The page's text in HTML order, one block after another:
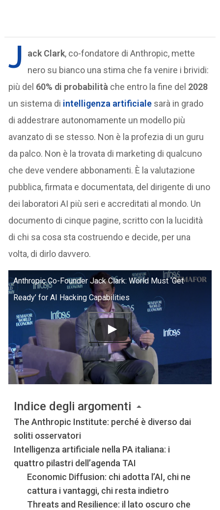
J ack Clark, co-fondatore di Anthropic, mette
nero su bianco una stima che fa venire i brividi:
più del 60% di probabilità che entro la fine del 2028
un sistema di intelligenza artificiale sarà in grado
di addestrare autonomamente un modello più
avanzato di se stesso. Non è la profezia di un guru
da palco. Non è la trovata di marketing di qualcuno
che deve vendere abbonamenti. È la valutazione
pubblica, firmata e documentata, del dirigente di uno
dei laboratori AI più seri e accreditati al mondo. Un
documento di cinque pagine, scritto con la lucidità
di chi sa cosa sta costruendo e decide, per una
volta, di dirlo davvero.
Anthropic Co-Founder Jack Clark: World Must ‘Get
Ready’ for AI Hacking Capabilities
Indice degli argomenti
The Anthropic Institute: perché è diverso dai
soliti osservatori
Intelligenza artificiale nella PA italiana: i
quattro pilastri dell’agenda TAI
Economic Diffusion: chi adotta l’AI, chi ne
cattura i vantaggi, chi resta indietro
Threats and Resilience: il lato oscuro che